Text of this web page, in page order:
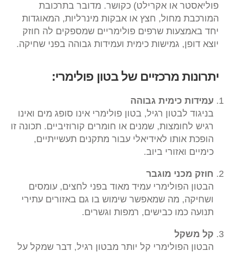
פוליאסטר או אקרילט) כקושר. מדובר בתרכובת
המורכבת מחול, חצץ או אבקות מינרליות, המאוגדות
יחד באמצעות שרפים פולימריים שמספקים לה חוזק
יוצא דופן, גמישות כימית ועמידות גבוהה בפני שחיקה.
יתרונות מרכזיים של בטון פולימרי:
עמידות כימית גבוהה
בניגוד לבטון רגיל, בטון פולימרי אינו סופג מים ואינו
רגיש לחומצות, שמנים או חומרים קורוזיביים. תכונה זו
הופכת אותו לאידיאלי עבור מתקנים תעשייתיים,
כימיים ואזורי ביוב.
חוזק מכני מוגבר
הבטון הפולימרי עמיד מאוד בפני לחצים, עומסים
ושחיקה, מה שמאפשר שימוש בו גם באזורים עתירי
תנועה כמו כבישים, רמפות וגשרים.
קל משקל
הבטון הפולימרי קל יותר מבטון רגיל, דבר שמקל על